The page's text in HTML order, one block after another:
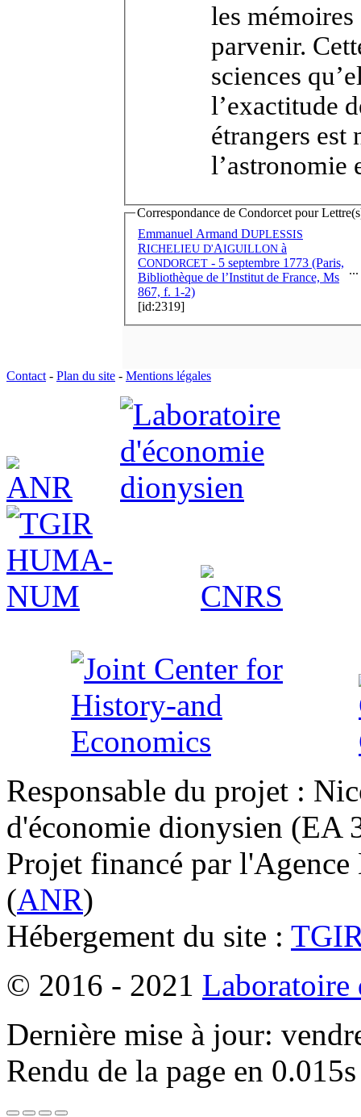
les
parvenir.
sciences
l’exactitude
étrangers est
l’astronomie
Correspondance de Condorcet pour
Emmanuel Armand DUPLESSIS
RICHELIEU D'AIGUILLON à
CONDORCET - 5 septembre 1773 (Paris,
Bibliothèque de l’Institut de France, Ms
867, f. 1-2)
[id:2319]
...
Contact- Plan du site - Mentions légales
Responsable du projet :
d'économie dionysien
Projet financé par l'Agence
(ANR)
Hébergement du site :
© 2016 - 2021 Laboratoire
Dernière mise à jour:
Rendu de la page en 0.015s